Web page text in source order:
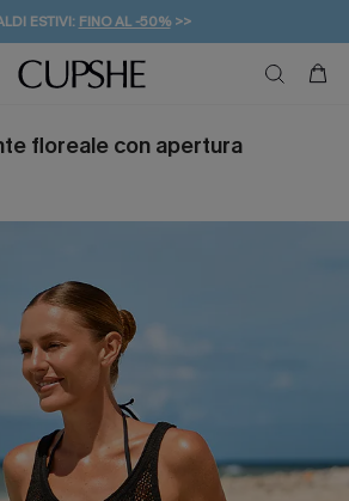
ESTIVI: FINO AL -50%>>
GRATUITA DA 49€
PER I NUOVI: 20% DI SCONTO*
floreale con apertura